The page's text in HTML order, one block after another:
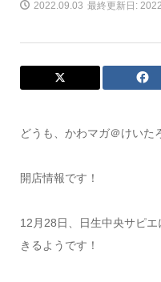
2022.09.03 最終更新日:
どうも、かわマガ＠けいた
開店情報です！
12月28日、日生中央サピ
きるようです！